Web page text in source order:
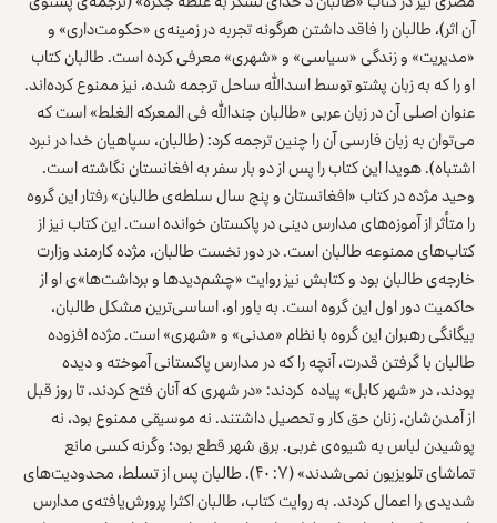
آن اثر)، طالبان را فاقد داشتن هرگونه تجربه در زمینه‌ی «حکومت‌داری» و
«مدیریت» و زندگی «سیاسی» و «شهری» معرفی کرده است. طالبان کتاب
او را که به زبان پشتو توسط اسدالله ساحل ترجمه شده، نیز ممنوع کرده‌اند.
عنوان اصلی آن در زبان عربی «طالبان جندالله فی المعرکه الغلط» است که
می‌توان به زبان فارسی آن را چنین ترجمه کرد: (طالبان، سپاهیان خدا در نبرد
اشتباه). هویدا این کتاب را پس از دو بار سفر به افغانستان نگاشته است.
وحید مژده در کتاب «افغانستان و پنج سال سلطه‌ی طالبان» رفتار این گروه
را متأثر از آموزه‌های مدارس دینی در پاکستان خوانده است. این کتاب نیز از
کتاب‌های ممنوعه طالبان است. در دور نخست طالبان، مژده کارمند وزارت
خارجه‌ی طالبان بود و کتابش نیز روایت «چشم‌دیدها و برداشت‌ها»ی او از
حاکمیت دور اول این گروه است. به باور او، اساسی‌ترین مشکل طالبان،
بیگانگی رهبران این گروه با نظام «مدنی» و «شهری» است. مژده افزوده
طالبان با گرفتن قدرت، آنچه را که در مدارس پاکستانی آموخته و دیده
بودند، در «شهر کابل» پیاده کردند: «در شهری که آنان فتح کردند، تا روز قبل
از آمدن‌شان، زنان حق کار و تحصیل داشتند. نه موسیقی ممنوع بود، نه
پوشیدن لباس به شیوه‌ی غربی. برق شهر قطع بود؛ وگرنه کسی مانع
تماشای تلویزیون نمی‌شدند» (۷: ۴۰). طالبان پس از تسلط، محدودیت‌های
شدیدی را اعمال کردند. به روایت کتاب، طالبان اکثرا پرورش‌یافته‌ی مدارس